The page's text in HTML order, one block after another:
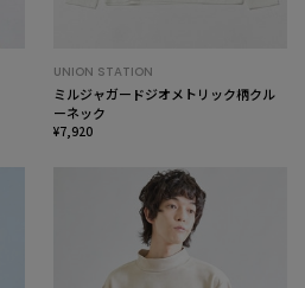
UNION STATION
ミルジャガードジオメトリック柄クル
ーネック
¥7,920